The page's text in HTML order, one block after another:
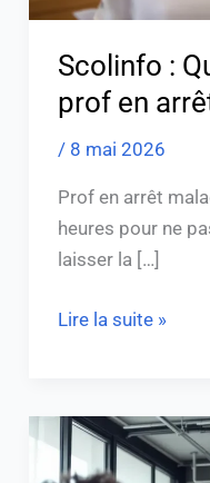
Scolinfo :
prof en
/ 8 mai 2026
Prof en arrêt
heures pour ne
laisser la […]
arrêt
maladie
Lire la suite »
Découvrez
la